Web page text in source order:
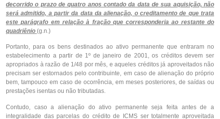
decorrido o prazo de quatro anos contado da data de sua aquisição, não
será admitido, a partir da data da alienação, o creditamento de que trata
este parágrafo em relação à fração que corresponderia ao restante do
quadriênio (g.n.)
Portanto, para os bens destinados ao ativo permanente que entraram no
estabelecimento a partir de 1º de janeiro de 2001, os créditos devem ser
apropriados à razão de 1/48 por mês, e aqueles créditos já aproveitados não
precisam ser estornados pelo contribuinte, em caso de alienação do próprio
bem, tampouco em caso de ocorrência, em meses posteriores, de saídas ou
prestações isentas ou não tributadas.
Contudo, caso a alienação do ativo permanente seja feita antes de a
integralidade das parcelas do crédito de ICMS ser totalmente aproveitada